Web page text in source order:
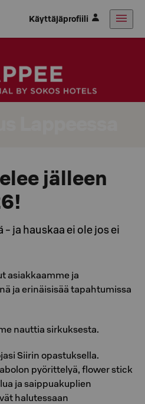
Käyttäjäprofiili
jälleen
ja hauskaa ei ole jos ei
asiakkaamme ja
ja erinäisisää tapahtumissa
nauttia sirkuksesta.
Siirin opastuksella.
pyörittelyä, flower stick
ja saippuakuplien
halutessaan